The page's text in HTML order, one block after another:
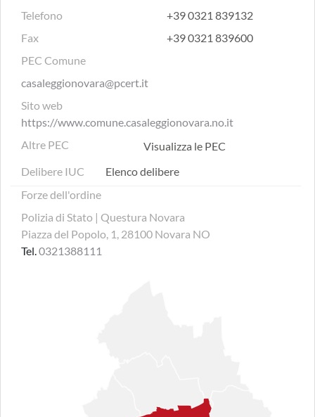
Telefono
+39 0321 839132
Fax
+39 0321 839600
PEC Comune
casaleggionovara@pcert.it
Sito web
https://www.comune.casaleggionovara.no.it
Altre PEC
Visualizza le PEC
Delibere IUC
Elenco delibere
Forze dell'ordine
Polizia di Stato | Questura Novara
Piazza del Popolo, 1, 28100 Novara NO
Tel.0321388111